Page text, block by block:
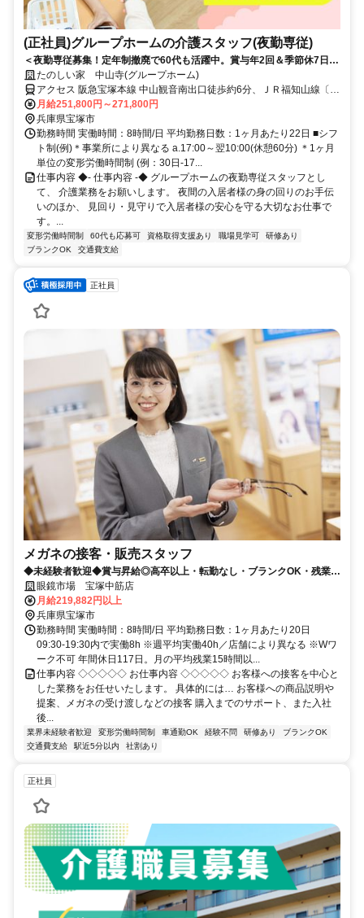
(正社員)グループホームの介護スタッフ(夜勤専従)
＜夜勤専従募集！定年制撤廃で60代も活躍中。賞与年2回＆季節休7日◎
少ない日数でしっかり稼げる！＞賞与年2回＆昇給あり！定年制撤廃で
長く安定して働けます。少人数制で寄り添うケアができる温かいグルー
プホームです◎
たのしい家 中山寺(グループホーム)
アクセス 阪急宝塚本線 中山観音南出口徒歩約6分、ＪＲ福知山線〔宝
塚線〕 中山寺南口徒歩約9分、阪急宝塚本線 売布神社東改札口徒歩約
14分 JR宝塚線「中山寺」駅から徒歩約6分
月給251,800円～271,800円
兵庫県宝塚市
勤務時間 実働時間：8時間/日 平均勤務日数：1ヶ月あたり22日 ■シフ
ト制(例)＊事業所により異なる a.17:00～翌10:00(休憩60分) ＊1ヶ月
単位の変形労働時間制 (例：30日-17...
仕事内容 ◆- 仕事内容 -◆ グループホームの夜勤専従スタッフとし
て、 介護業務をお願いします。 夜間の入居者様の身の回りのお手伝
いのほか、 見回り・見守りで入居者様の安心を守る大切なお仕事で
す。...
変形労働時間制 60代も応募可 資格取得支援あり 職場見学可
研修あり
ブランクOK
交通費支給
正社員
メガネの接客・販売スタッフ
◆未経験者歓迎◆賞与昇給◎高卒以上・転勤なし・ブランクOK・残業少
なめ・業界No1！
眼鏡市場 宝塚中筋店
月給219,882円以上
兵庫県宝塚市
勤務時間 実働時間：8時間/日 平均勤務日数：1ヶ月あたり20日
09:30-19:30内で実働8h ※週平均実働40h／店舗により異なる ※Wワ
ーク不可 年間休日117日。月の平均残業15時間以...
仕事内容 ◇◇◇◇◇ お仕事内容 ◇◇◇◇◇ お客様への接客を中心と
した業務をお任せいたします。 具体的には… お客様への商品説明や
提案、メガネの受け渡しなどの接客 購入までのサポート、また入社
後...
業界未経験者歓迎 変形労働時間制 車通勤OK 経験不問 研修あり
ブランクOK
交通費支給
駅近5分以内 社割あり
正社員